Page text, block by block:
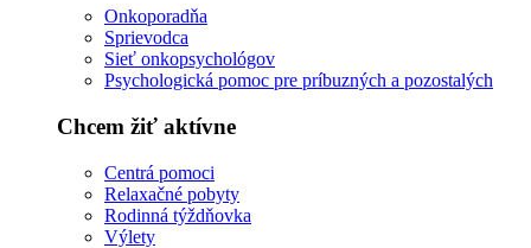
Onkoporadňa
Sprievodca
Sieť onkopsychológov
Psychologická pomoc pre príbuzných a pozostalých
Chcem žiť aktívne
Centrá pomoci
Relaxačné pobyty
Rodinná týždňovka
Výlety